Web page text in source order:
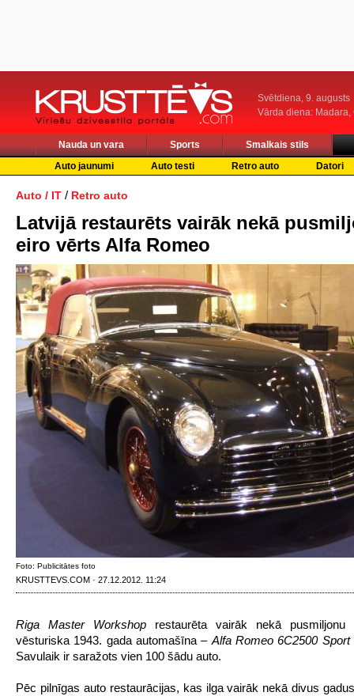
Svētdiena, 9. augusts
Vārda diena: Madara,
Nauda un vara Sports
Smalkais stils
Auto jaunumi
Auto testi Retro auto Datori
Auto / IT / Retro auto
Latvijā restaurēts vairāk nekā
eiro vērts Alfa Romeo
Foto: Publicitātes foto
KRUSTTEVS.COM · 27.12.2012. 11:24
Riga Master Workshop restaurēta vairāk nekā pusmiljonu
vēsturiska 1943. gada automašīna – Alfa Romeo 6C2500 Sport
Savulaik ir saražots vien 100 šādu auto.
Pēc pilnīgas auto restaurācijas, kas ilga vairāk nekā divus